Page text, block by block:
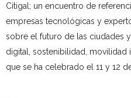
Citigal; un encuentro de
empresas tecnológicas y
sobre el futuro de las ciudades
digital, sostenibilidad, movilidad
que se ha celebrado el 11 y 12